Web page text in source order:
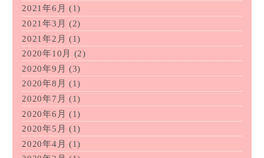
2021年6月 (1)
2021年3月 (2)
2021年2月 (1)
2020年10月
(2)
2020年9月 (3)
2020年8月 (1)
2020年7月 (1)
2020年6月 (1)
2020年5月 (1)
2020年4月 (1)